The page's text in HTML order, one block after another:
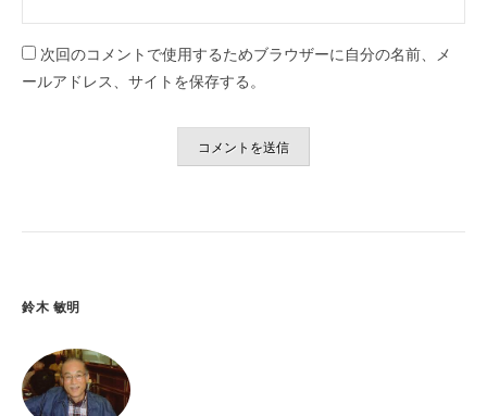
次回のコメントで使用するためブラウザーに自分の名前、メ
ールアドレス、サイトを保存する。
鈴木 敏明